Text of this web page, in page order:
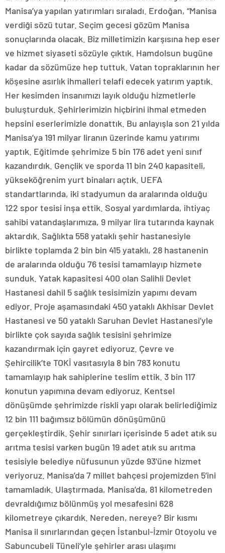
Manisa’ya yapılan yatırımları sıraladı. Erdoğan, “Manisa
verdiği sözü tutar. Seçim gecesi gözüm Manisa
sonuçlarında olacak. Biz milletimizin karşısına hep eser
ve hizmet siyaseti sözüyle çıktık. Hamdolsun bugüne
kadar da sözümüze hep tuttuk. Vatan topraklarının her
köşesine asırlık ihmalleri telafi edecek yatırım yaptık.
Her kesimden insanımızı layık olduğu hizmetlerle
buluşturduk. Şehirlerimizin hiçbirini ihmal etmeden
hepsini eserlerimizle donattık. Bu anlayışla son 21 yılda
Manisa’ya 191 milyar liranın üzerinde kamu yatırımı
yaptık. Eğitimde şehrimize 5 bin 176 adet yeni sınıf
kazandırdık. Gençlik ve sporda 11 bin 240 kapasiteli,
yükseköğrenim yurt binaları açtık. UEFA
standartlarında, iki stadyumun da aralarında olduğu
122 spor tesisi inşa ettik. Sosyal yardımlarda, ihtiyaç
sahibi vatandaşlarımıza, 9 milyar lira tutarında kaynak
aktardık. Sağlıkta 558 yataklı şehir hastanesiyle
birlikte toplamda 2 bin bin 415 yataklı, 28 hastanenin
de aralarında olduğu 76 tesisi tamamlayıp hizmete
sunduk. Yatak kapasitesi 400 olan Salihli Devlet
Hastanesi dahil 5 sağlık tesisimizin yapımı devam
ediyor. Proje aşamasındaki 450 yataklı Akhisar Devlet
Hastanesi ve 50 yataklı Saruhan Devlet Hastanesi’yle
birlikte çok sayıda sağlık tesisini şehrimize
kazandırmak için gayret ediyoruz. Çevre ve
Şehircilik’te TOKİ vasıtasıyla 8 bin 783 konutu
tamamlayıp hak sahiplerine teslim ettik. 3 bin 117
konutun yapımına devam ediyoruz. Kentsel
dönüşümde şehrimizde riskli yapı olarak belirlediğimiz
12 bin 111 bağımsız bölümün dönüşümünü
gerçekleştirdik. Şehir sınırları içerisinde 5 adet atık su
arıtma tesisi varken bugün 19 adet atık su arıtma
tesisiyle belediye nüfusunun yüzde 93’üne hizmet
veriyoruz. Manisa’da 7 millet bahçesi projemizden 5’ini
tamamladık. Ulaştırmada, Manisa’da, 81 kilometreden
devraldığımız bölünmüş yol mesafesini 628
kilometreye çıkardık. Nereden, nereye? Bir kısmı
Manisa il sınırlarından geçen İstanbul-İzmir Otoyolu ve
Sabuncubeli Tüneli’yle şehirler arası ulaşımı